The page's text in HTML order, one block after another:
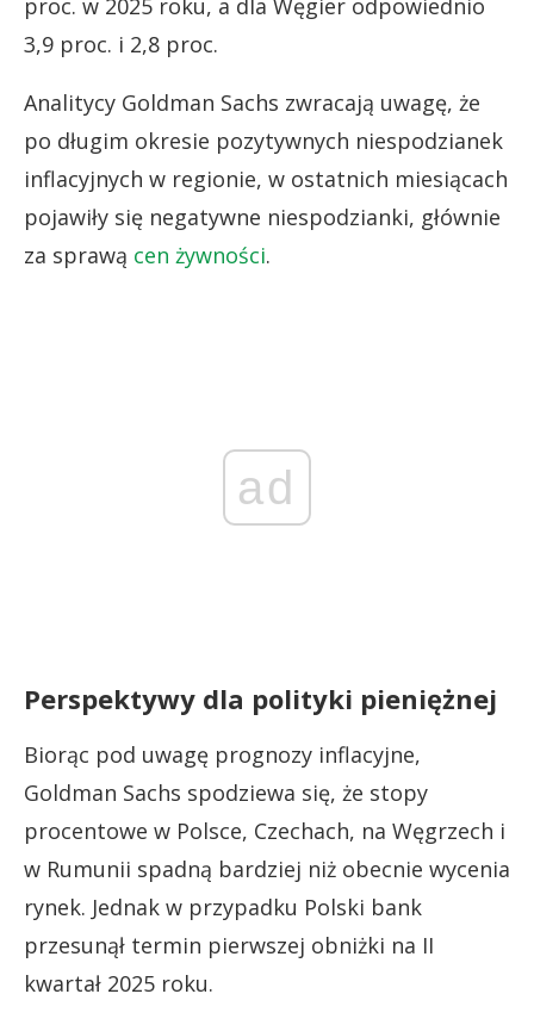
3,9 proc. i 2,8 proc.
Analitycy Goldman Sachs zwracają uwagę, że
po długim okresie pozytywnych niespodzianek
inflacyjnych w regionie, w ostatnich miesiącach
pojawiły się negatywne niespodzianki, głównie
za sprawą cen żywności.
ad
Perspektywy dla polityki pieniężnej
Biorąc pod uwagę prognozy inflacyjne,
Goldman Sachs spodziewa się, że stopy
procentowe w Polsce, Czechach, na Węgrzech i
w Rumunii spadną bardziej niż obecnie wycenia
rynek. Jednak w przypadku Polski bank
przesunął termin pierwszej obniżki na II
kwartał 2025 roku.